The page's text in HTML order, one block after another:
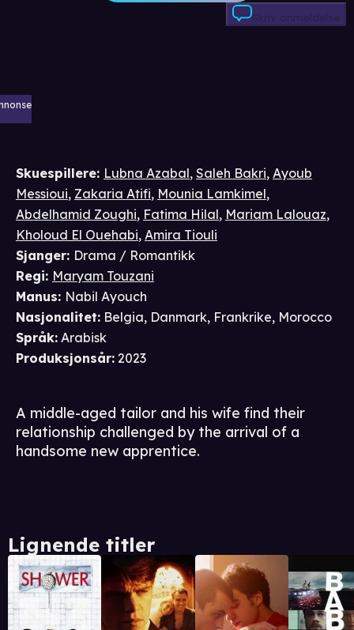
Skriv anmeldelse
Skuespillere: Lubna Azabal, Saleh Bakri, Ayoub
Messioui, Zakaria Atifi, Mounia Lamkimel,
Abdelhamid Zoughi, Fatima Hilal, Mariam Lalouaz,
Kholoud El Ouehabi, Amira Tiouli
Sjanger: Drama / Romantikk
Regi: Maryam Touzani
Manus: Nabil Ayouch
Nasjonalitet: Belgia, Danmark, Frankrike, Morocco
Språk: Arabisk
Produksjonsår: 2023
A middle-aged tailor and his wife find their
relationship challenged by the arrival of a
handsome new apprentice.
Lignende titler